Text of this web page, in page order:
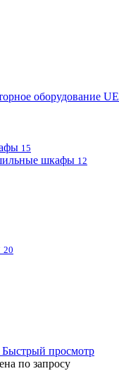
оборудование
15
шкафы 12
20
Быстрый просмотр
по запросу